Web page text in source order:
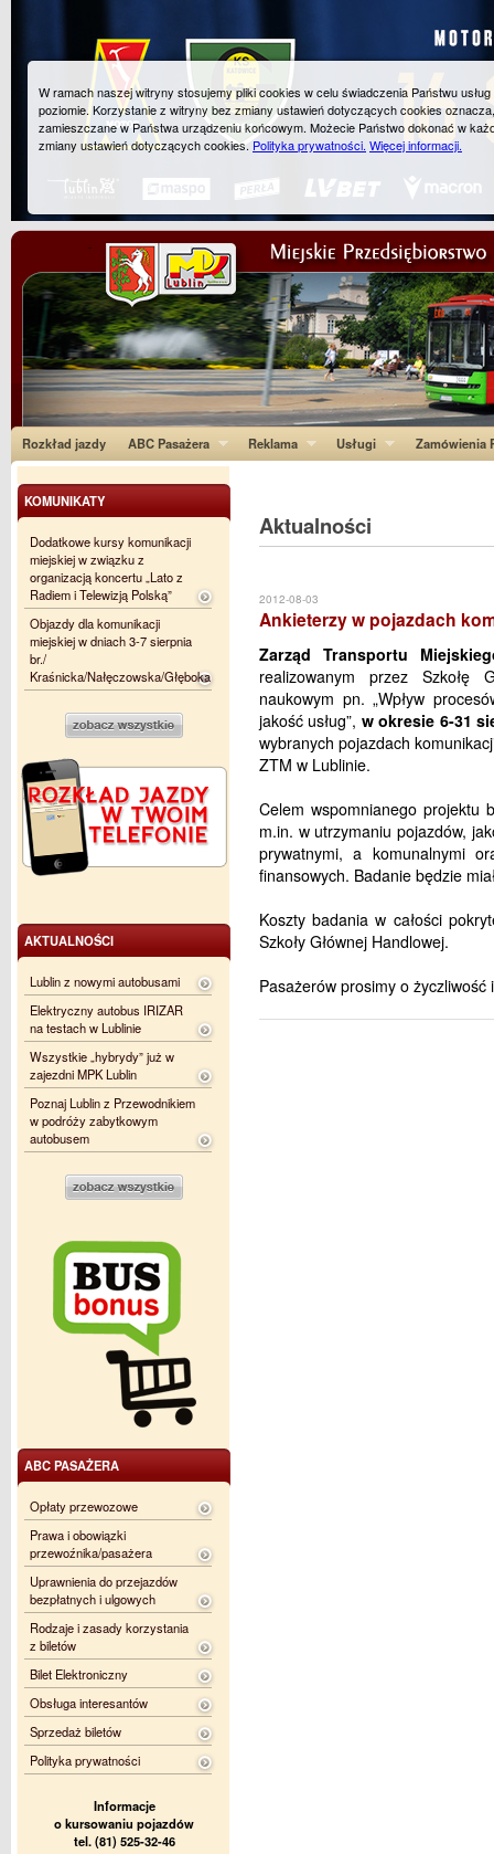
Rozkład jazdy ABC Pasażera Reklama Usługi Zamówienia
Aktualności
2012-08-03
Ankieterzy w pojazdach
Zarząd Transportu
realizowanym przez Szkołę
naukowym pn. „Wpływ
jakość usług”, w okresie 6-31
wybranych pojazdach
ZTM w Lublinie.
Celem wspomnianego projektu
m.in. w utrzymaniu pojazdów,
prywatnymi, a komunalnymi
finansowych. Badanie będzie
Koszty badania w całości
Szkoły Głównej Handlowej.
Pasażerów prosimy o
KOMUNIKATY
Dodatkowe kursy komunikacji
miejskiej w związku z
organizacją koncertu „Lato z
Radiem i Telewizją Polską”
Objazdy dla komunikacji
miejskiej w dniach 3-7 sierpnia
br./
Kraśnicka/Nałęczowska/Głęboka
AKTUALNOŚCI
Lublin z nowymi autobusami
Elektryczny autobus IRIZAR
na testach w Lublinie
Wszystkie „hybrydy” już w
zajezdni MPK Lublin
Poznaj Lublin z Przewodnikiem
w podróży zabytkowym
autobusem
ABC PASAŻERA
Opłaty przewozowe
Prawa i obowiązki
przewoźnika/pasażera
Uprawnienia do przejazdów
bezpłatnych i ulgowych
Rodzaje i zasady korzystania
z biletów
Bilet Elektroniczny
Obsługa interesantów
Sprzedaż biletów
Polityka prywatności
Informacje
o kursowaniu pojazdów
tel. (81) 525-32-46
W ramach naszej witryny stosujemy pliki cookies w celu świadczenia Państwu
poziomie. Korzystanie z witryny bez zmiany ustawień dotyczących cookies
zamieszczane w Państwa urządzeniu końcowym. Możecie Państwo dokonać w
zmiany ustawień dotyczących cookies.Polityka prywatności. Więcej informacji.